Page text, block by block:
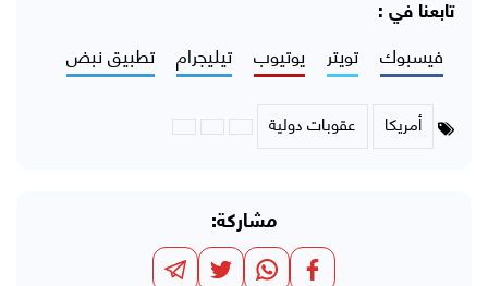
تابعنا في :
فيسبوك تويتر يوتيوب تيليجرام تطبيق نبض
أمريكا عقوبات دولية
مشاركة: